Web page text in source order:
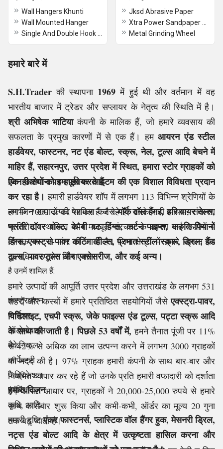
Wall Hangers Khunti
Wall Mounted Hanger
Jksd Abrasive Paper
Metal Grinding Wheel
हमारे बारे में
S.H.Trader की स्थापना 1969 में हुई थी और वर्तमान में वह
भारतीय बाजार में ट्रेडर और सप्लायर के नेतृत्व की स्थिति में है।
श्री अभिषेक भाटियाकंपनी के मालिक हैं, जो हमारे व्यवसाय की
सफलता के प्रमुख कारणों में से एक हैं। हम आयरन एंड स्टील
हार्डवेयर, फास्टनर, नट एंड बोल्ट, स्क्रू, नेल, टूल्स आदि बेचने में
माहिर हैं,सहारनपुर, उत्तर प्रदेश में स्थित, हमारा स्टोर ग्राहकों को
एक ही स्थान पर हार्डवेयर आइटम की एक विशाल विविधता प्रदान
कर रहा है। हमारी हार्डवेयर शॉप में लगभग 113 विभिन्न श्रेणियों के
लगभग 7000 उत्पाद शामिल हैं जैसेयॉर्क वॉल हैंगर, हरि वायर नेल्स,
भारती टॉवर बोल्ट, के-बी बट हिंग्स, कर्टन पाइप्स, मारुति पियानो
हिंग्स, एक्स्ट्रा-पावर कटिंग व्हील्स, प्रभात स्टील स्क्रू, ड्रिल, हैंड
टूल्स, पावर टूल्स और एक्सेसरीज, और कई अन्य।
हमारे उत्पादों की आपूर्ति उत्तर प्रदेश और उत्तराखंड के लगभग 531
शहरों और कस्बों में हमारे प्रतिष्ठित सहयोगियों जैसेएक्स्ट्रा-पावर,
पिडिलाइट, एचपी स्क्रू, जेके फाइल्स एंड टूल्स, पट्टा स्क्रू आदि
के साथ की जाती है। पिछले 53 वर्षों में, हमने तैनात पूंजी पर 11%
से 42% से अधिक का लाभ उत्पन्न करने में लगभग 3000 ग्राहकों
की मदद की है। 97% ग्राहक हमारी कंपनी के साथ बार-बार और
नियमित व्यापार कर रहे हैं जो उनके प्रति हमारी वफादारी को दर्शाता
है। औसत आधार पर, ग्राहकों ने 20,000-25,000 रुपये से हमारे
साथ कारोबार शुरू किया और कभी-कभी, ऑर्डर का मूल्य 20 गुना
तक बढ़ जाता है।
जिन उद्योगों को हम पूरा करते हैं
हम जिन उत्पादों की पेशकश कर रहे हैं, उनके सही आयाम, संक्षारण
प्रतिरोध, स्थायित्व और मजबूत संरचना के कारण कई उद्योगों में
व्यापक रूप से मांग की जाती है। जिन क्षेत्रों में हमारे सामान का
अत्यधिक उपयोग किया जाता
है उनमें शामिल हैं:
कंस्ट्रक्शन
फर्निचर
ऑटोमोबाइल
मैकेनिकल
कार्पेन्ट्री
फैब्रिकेशन
प्लंबिंग
कृषि, आदि।
हमारा विज़न
हमारी दृष्टिएंकर फास्टनर्स, प्लास्टिक वॉल हैंगर हुक, मेसनरी ड्रिल,
नट्स एंड बोल्ट आदि के क्षेत्र में उत्कृष्टता हासिल करना और